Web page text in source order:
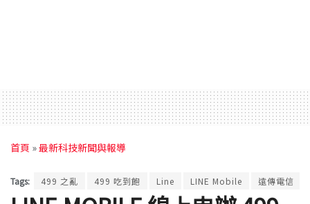
首頁 »最新科技新聞與報導
Tags: 499 之亂 499 吃到飽 Line LINE Mobile 遠傳電信